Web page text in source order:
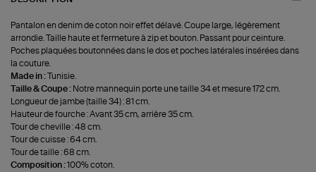
Pantalon en denim de coton noir effet délavé. Coupe large, légèrement
arrondie. Taille haute et fermeture à zip et bouton. Passant pour ceinture.
Poches plaquées boutonnées dans le dos et poches latérales insérées dans
la couture.
Made in :Tunisie.
Taille & Coupe : Notre mannequin porte une taille 34 et mesure 172 cm.
Longueur de jambe (taille 34) : 81 cm.
Hauteur de fourche : Avant 35 cm, arrière 35 cm.
Tour de cheville : 48 cm.
Tour de cuisse : 64 cm.
Tour de taille : 68 cm.
Composition :100% coton.